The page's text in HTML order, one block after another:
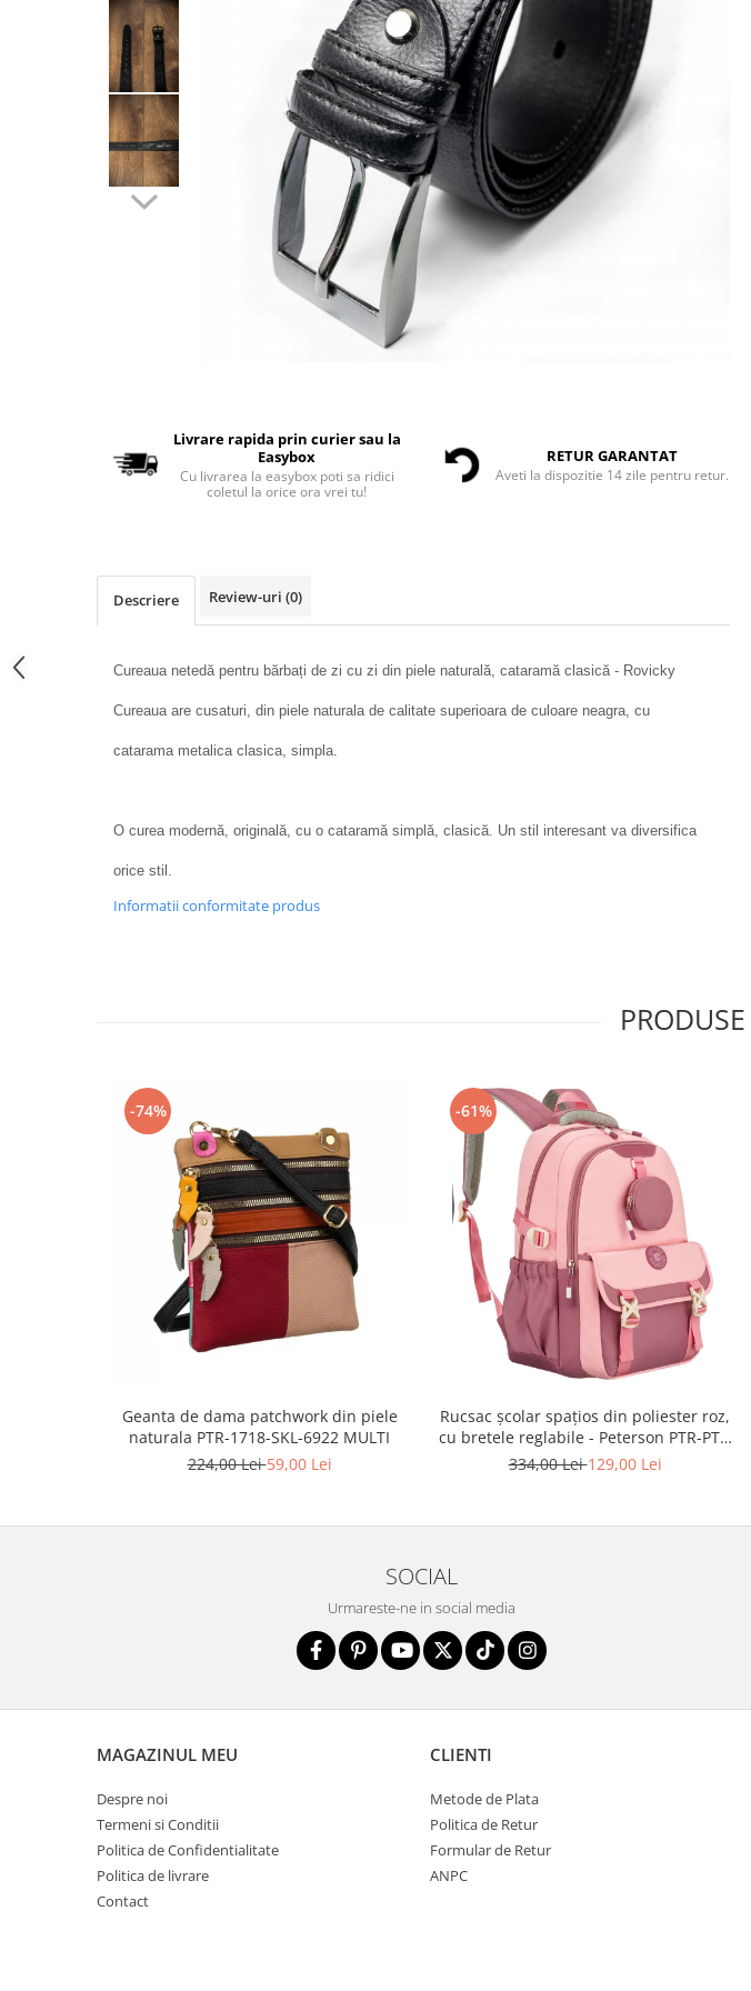
Livrare rapida prin curier sau la
Easybox
Cu livrarea la easybox poti sa ridici
coletul la orice ora vrei tu!
RETUR GARANTAT
Aveti la dispozitie 14 zile pentru retur.
Descriere Review-uri (0)
Cureaua netedă pentru bărbați de zi cu zi din piele naturală, cataramă clasică - Rovicky
Cureaua are cusaturi, din piele naturala de calitate superioara de culoare neagra, cu
catarama metalica clasica, simpla.
O curea modernă, originală, cu o cataramă simplă, clasică. Un stil interesant va diversifica
orice stil.
Informatii conformitate produs
-74%
Geanta de dama patchwork din piele
naturala PTR-1718-SKL-6922 MULTI
224,00 Lei59,00 Lei
-61%
Rucsac școlar spațios din poliester roz,
cu bretele reglabile - Peterson PTR-PTN
8610-1327 PINK
334,00 Lei129,00 Lei
SOCIAL
Urmareste-ne in social media
MAGAZINUL MEU
Despre noi
Termeni si Conditii
Politica de Confidentialitate
Politica de livrare
Contact
CLIENTI
Metode de Plata
Politica de Retur
Formular de Retur
ANPC